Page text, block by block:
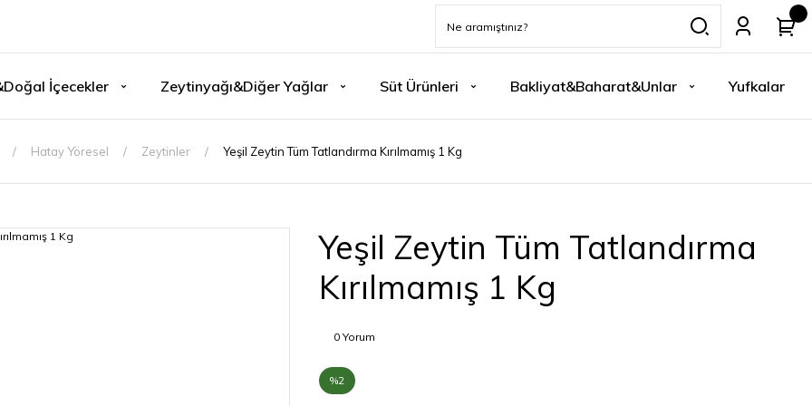
İçecekler Zeytinyağı&Diğer Yağlar Süt Ürünleri Bakliyat&Baharat&Unlar Yufkalar
Hatay Yöresel Zeytinler Yeşil Zeytin Tüm Tatlandırma Kırılmamış 1 Kg
Yeşil Zeytin Tüm Tatlandırma
Kırılmamış 1 Kg
0 Yorum
%2